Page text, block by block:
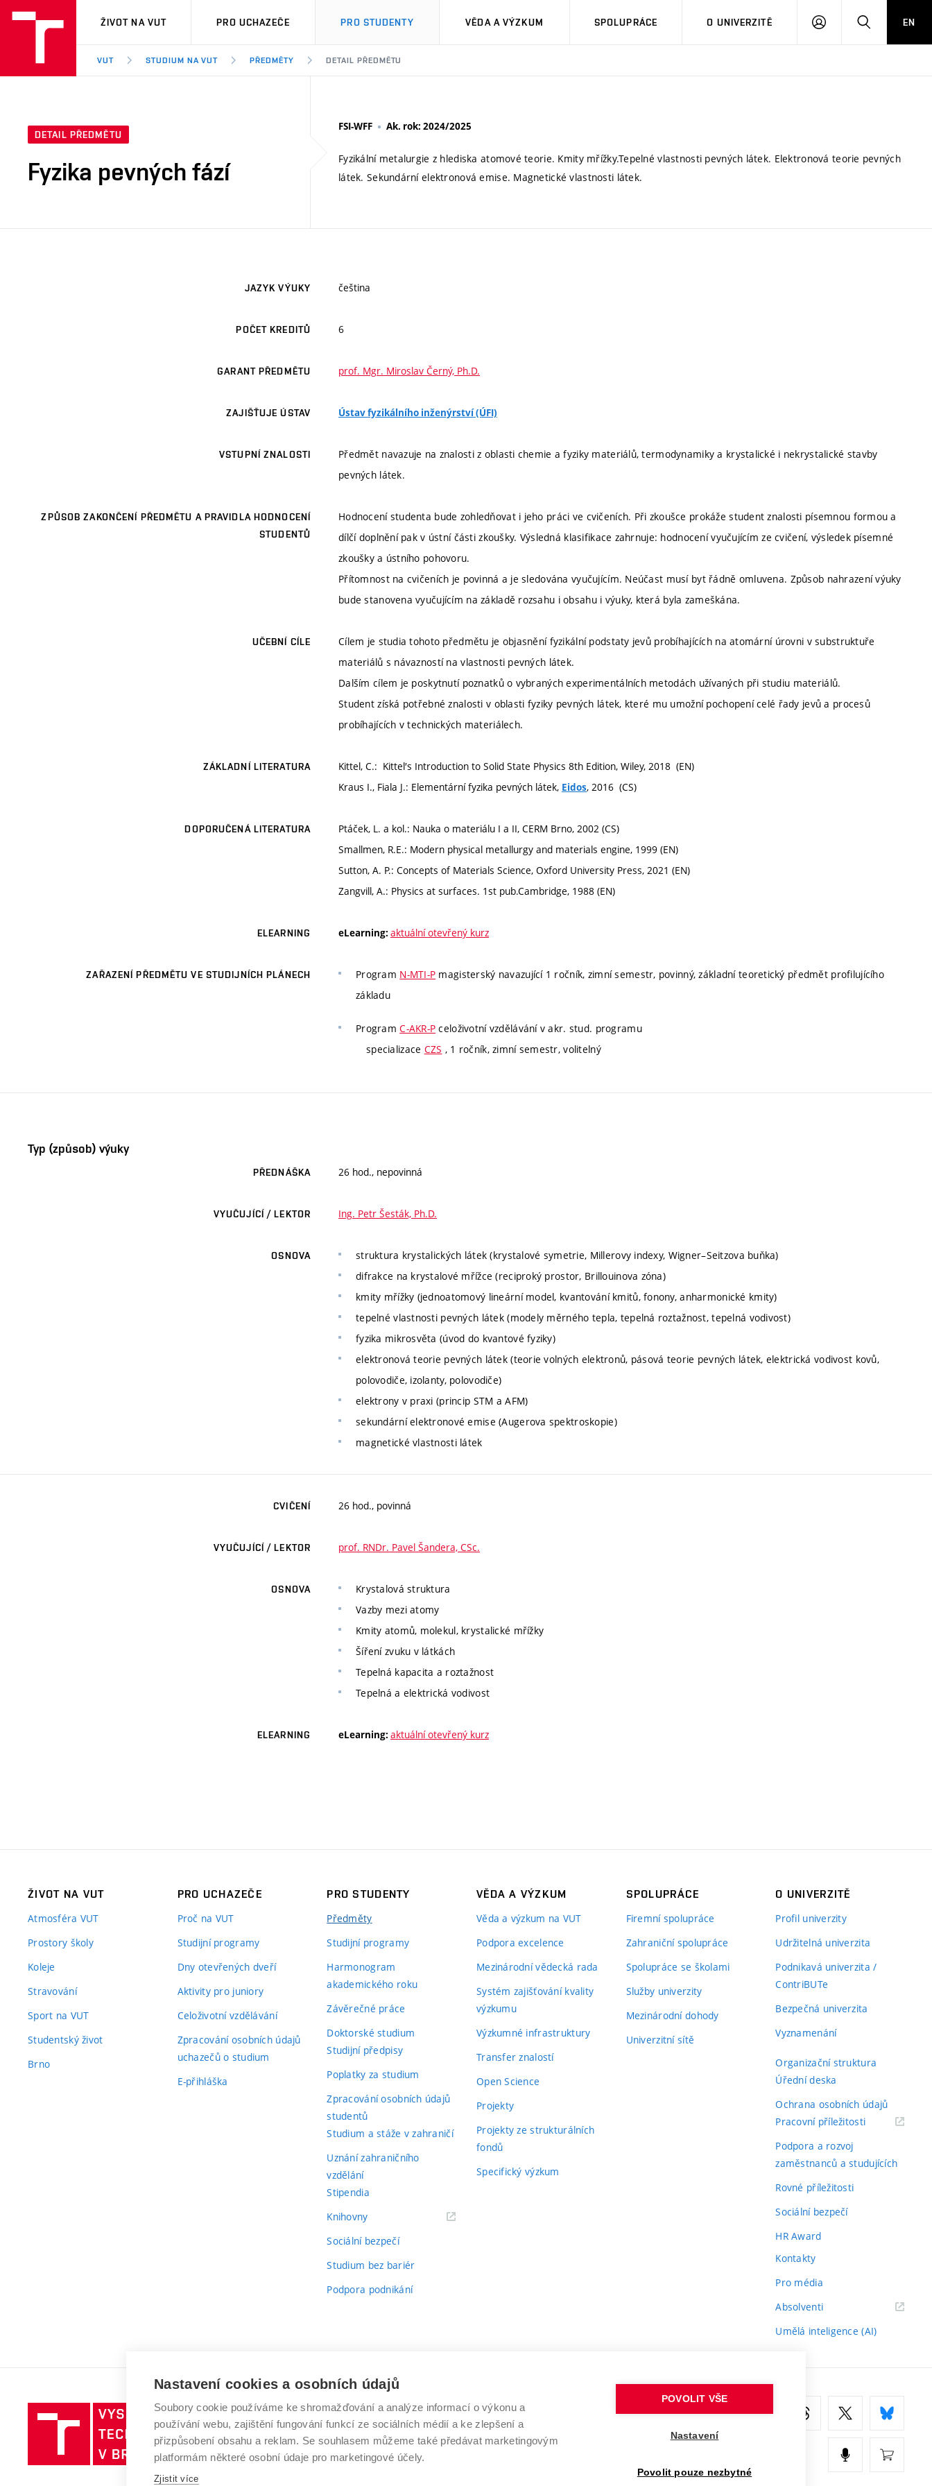
VUT
ŽIVOT NA VUT PRO UCHAZEČE PRO STUDENTY VĚDA A VÝZKUM SPOLUPRÁCE O UNIVERZITĚ
PŘIHLÁSIT HLEDATEN
VUT STUDIUM NA VUT PŘEDMĚTY DETAIL PŘEDMĚTU
DETAIL PŘEDMĚTU
Fyzika pevných fází
FSI-WFF Ak. rok: 2024/2025
Fyzikální metalurgie z hlediska atomové teorie. Kmity mřížky.Tepelné vlastnosti pevných látek. Elektronová teorie pevných
látek. Sekundární elektronová emise. Magnetické vlastnosti látek.
JAZYK VÝUKY čeština
POČET KREDITŮ 6
GARANT PŘEDMĚTU prof. Mgr. Miroslav Černý, Ph.D.
ZAJIŠŤUJE ÚSTAV Ústav fyzikálního inženýrství (ÚFI)
VSTUPNÍ ZNALOSTI
Předmět navazuje na znalosti z oblasti chemie a fyziky materiálů, termodynamiky a krystalické i nekrystalické stavby
pevných látek.
ZPŮSOB ZAKONČENÍ PŘEDMĚTU A PRAVIDLA HODNOCENÍ
STUDENTŮ
Hodnocení studenta bude zohledňovat i jeho práci ve cvičeních. Při zkoušce prokáže student znalosti písemnou formou a
dílčí doplnění pak v ústní části zkoušky. Výsledná klasifikace zahrnuje: hodnocení vyučujícím ze cvičení, výsledek písemné
zkoušky a ústního pohovoru.
Přítomnost na cvičeních je povinná a je sledována vyučujícím. Neúčast musí byt řádně omluvena. Způsob nahrazení výuky
bude stanovena vyučujícím na základě rozsahu i obsahu i výuky, která byla zameškána.
UČEBNÍ CÍLE
Cílem je studia tohoto předmětu je objasnění fyzikální podstaty jevů probíhajících na atomární úrovni v substruktuře
materiálů s návazností na vlastnosti pevných látek.
Dalším cílem je poskytnutí poznatků o vybraných experimentálních metodách užívaných při studiu materiálů.
Student získá potřebné znalosti v oblasti fyziky pevných látek, které mu umožní pochopení celé řady jevů a procesů
probíhajících v technických materiálech.
ZÁKLADNÍ LITERATURA
Kittel, C.: Kittel′s Introduction to Solid State Physics 8th Edition, Wiley, 2018 (EN)
Kraus I., Fiala J.: Elementární fyzika pevných látek, Eidos, 2016 (CS)
DOPORUČENÁ LITERATURA
Ptáček, L. a kol.: Nauka o materiálu I a II, CERM Brno, 2002 (CS)
Smallmen, R.E.: Modern physical metallurgy and materials engine, 1999 (EN)
Sutton, A. P.: Concepts of Materials Science, Oxford University Press, 2021 (EN)
Zangvill, A.: Physics at surfaces. 1st pub.Cambridge, 1988 (EN)
ELEARNING eLearning: aktuální otevřený kurz
ZAŘAZENÍ PŘEDMĚTU VE STUDIJNÍCH PLÁNECH Program N-MTI-P magisterský navazující 1 ročník, zimní semestr, povinný, základní teoretický předmět profilujícího
základu
ProgramC-AKR-P celoživotní vzdělávání v akr. stud. programu
specializace CZS , 1 ročník, zimní semestr, volitelný
Typ (způsob) výuky
PŘEDNÁŠKA 26 hod., nepovinná
VYUČUJÍCÍ / LEKTOR Ing. Petr Šesták, Ph.D.
OSNOVA
struktura krystalických látek (krystalové symetrie, Millerovy indexy, Wigner–Seitzova buňka)
difrakce na krystalové mřížce (reciproký prostor, Brillouinova zóna)
kmity mřížky (jednoatomový lineární model, kvantování kmitů, fonony, anharmonické kmity)
tepelné vlastnosti pevných látek (modely měrného tepla, tepelná roztažnost, tepelná vodivost)
fyzika mikrosvěta (úvod do kvantové fyziky)
elektronová teorie pevných látek (teorie volných elektronů, pásová teorie pevných látek, elektrická vodivost kovů,
polovodiče, izolanty, polovodiče)
elektrony v praxi (princip STM a AFM)
sekundární elektronové emise (Augerova spektroskopie)
magnetické vlastnosti látek
CVIČENÍ 26 hod., povinná
VYUČUJÍCÍ / LEKTOR prof. RNDr. Pavel Šandera, CSc.
OSNOVA
Krystalová struktura
Vazby mezi atomy
Kmity atomů, molekul, krystalické mřížky
Šíření zvuku v látkách
Tepelná kapacita a roztažnost
Tepelná a elektrická vodivost
ELEARNING eLearning: aktuální otevřený kurz
ŽIVOT NA VUT
Atmosféra VUT
Prostory školy
Koleje
Stravování
Sport na VUT
Studentský život
Brno
PRO UCHAZEČE
Proč na VUT
Studijní programy
Dny otevřených dveří
Aktivity pro juniory
Celoživotní vzdělávání
Zpracování osobních údajů
uchazečů o studium
E-přihláška
PRO STUDENTY
Předměty
Studijní programy
Harmonogram
akademického roku
Závěrečné práce
Doktorské studium
Studijní předpisy
Poplatky za studium
Zpracování osobních údajů
studentů
Studium a stáže v zahraničí
Uznání zahraničního
vzdělání
Stipendia
Knihovny(externí
Sociální bezpečí
Studium bez bariér
Podpora podnikání
VĚDA A VÝZKUM
Věda a výzkum na VUT
Podpora excelence
Mezinárodní vědecká rada
Systém zajišťování kvality
výzkumu
Výzkumné infrastruktury
Transfer znalostí
Open Science
Projekty
Projekty ze strukturálních
fondů
Specifický výzkum
SPOLUPRÁCE
Firemní spolupráce
Zahraniční spolupráce
Spolupráce se školami
Služby univerzity
Mezinárodní dohody
Univerzitní sítě
O UNIVERZITĚ
Profil univerzity
Udržitelná univerzita
Podnikavá univerzita /
ContriBUTe
Bezpečná univerzita
Vyznamenání
Organizační struktura
Úřední deska
Ochrana osobních údajů
Pracovní příležitosti(externí
Podpora a rozvoj
zaměstnanců a studujících
Rovné příležitosti
Sociální bezpečí
HR Award
Kontakty
Pro média
Absolventi(externí
Umělá inteligence (AI)
Vysoké
učení
technické
v
VYSOKÉ UČENÍ TECHNICKÉ V BRNĚ
Antonínská 548/1
602 00 Brno
www.vut.cz
Nastavení cookies a osobních údajů
Soubory cookie používáme ke shromažďování a analýze informací o výkonu a
používání webu, zajištění fungování funkcí ze sociálních médií a ke zlepšení a
přizpůsobení obsahu a reklam. Se souhlasem můžeme také předávat marketingovým
platformám některé osobní údaje pro marketingové účely.
Zjistit více
POVOLIT VŠE
Nastavení
Povolit pouze nezbytné